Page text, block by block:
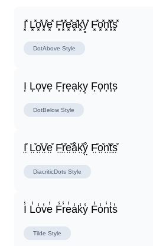
I͓̽ L͓̽o͓̽v͓̽e͓̽ F͓̽r͓̽e͓̽a͓̽k͓̽y͓̽ F͓̽o͓̽n͓̽t͓̽s͓̽
DotAbove Style
I͎ L͎o͎v͎e͎ F͎r͎e͎a͎k͎y͎ F͎o͎n͎t͎s͎
DotBelow Style
I̤̊ L̤̊o̤̊v̤̊e̤̊ F̤̊r̤̊e̤̊å̤k̤̊ẙ̤ F̤̊o̤̊n̤̊t̤̊s̤̊
DiacriticDots Style
I̾ L̾o̾v̾e̾ F̾r̾e̾a̾k̾y̾ F̾o̾n̾t̾s̾
Tilde Style